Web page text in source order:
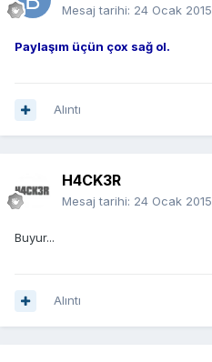
Mesaj tarihi: 24 Ocak 2015
Paylaşım üçün çox sağ ol.
Alıntı
H4CK3R
Mesaj tarihi: 24 Ocak 2015
Buyur...
Alıntı